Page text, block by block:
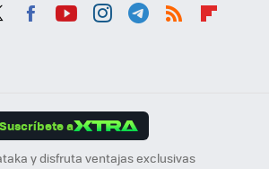
Suscríbete a
y disfruta ventajas exclusivas